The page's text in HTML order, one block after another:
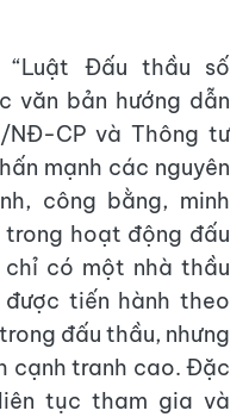
Đấu thầu số
văn bản hướng dẫn
NĐ-CP và Thông tư
mạnh các nguyên
công bằng, minh
hoạt động đấu
có một nhà thầu
tiến hành theo
đấu thầu, nhưng
cạnh tranh cao. Đặc
tục tham gia và